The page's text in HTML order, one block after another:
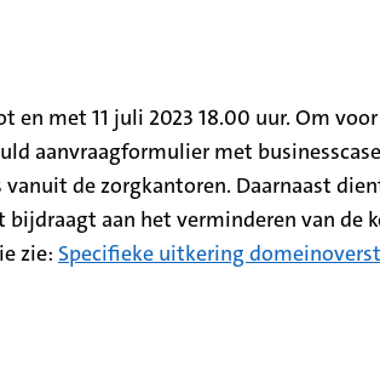
met 11 juli 2023 18.00 uur. Om
aanvraagformulier met
de zorgkantoren. Daarnaast
aan het verminderen van de
zie: Specifieke uitkering